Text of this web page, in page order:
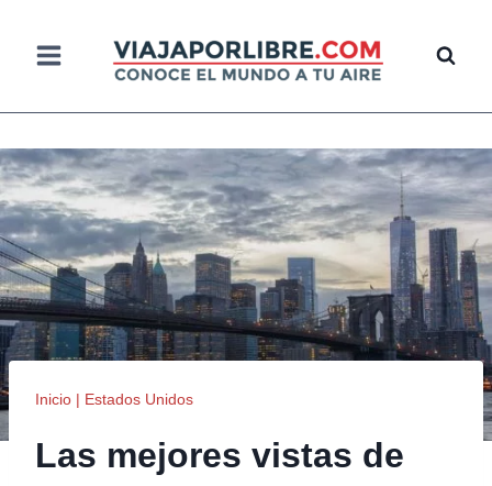
contenido
Inicio | Estados Unidos
Las mejores vistas de